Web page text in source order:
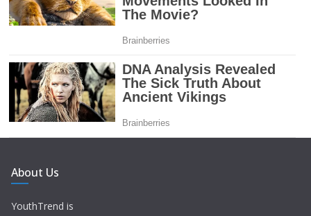
About Us
YouthTrend is